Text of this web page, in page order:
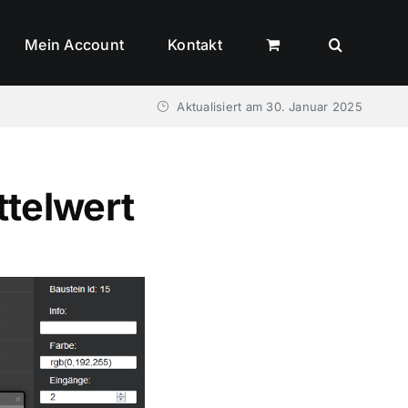
Mein Account Kontakt
Aktualisiert am 30. Januar 2025